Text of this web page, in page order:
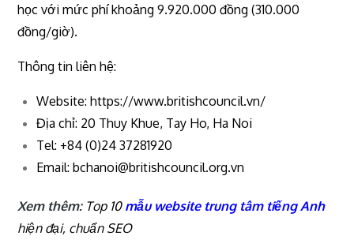
học với mức phí khoảng 9.920.000 đồng (310.000
đồng/giờ).
Thông tin liên hệ:
Website: https://www.britishcouncil.vn/
Địa chỉ: 20 Thuy Khue, Tay Ho, Ha Noi
Tel: +84 (0)24 37281920
Email:bchanoi@britishcouncil.org.vn
Xem thêm: Top 10 mẫu website trung tâm tiếng Anh
hiện đại, chuẩn SEO